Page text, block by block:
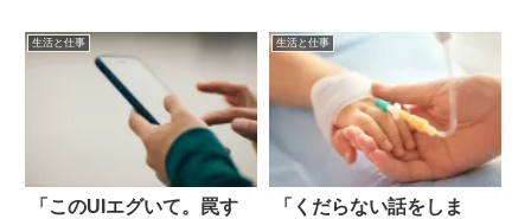
生活と仕事
「このUIエグいて。罠す
生活と仕事
「くだらない話をしま